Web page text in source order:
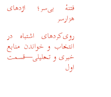
فتنهٔ بی‌سر؛ اژدهای
هزارسر
روی‌کردهای اشتباه در
انتخاب و خواندن منابع
خبری و تحلیلی—قسمت
اول